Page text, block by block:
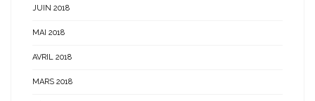
JUIN 2018
MAI 2018
AVRIL 2018
MARS 2018